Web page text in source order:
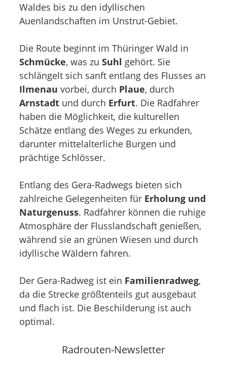
Waldes bis zu den idyllischen
Auenlandschaften im Unstrut-Gebiet.
Die Route beginnt im Thüringer Wald in
Schmücke, was zu Suhl gehört. Sie
schlängelt sich sanft entlang des Flusses an
Ilmenau vorbei, durch Plaue, durch
Arnstadt und durch Erfurt. Die Radfahrer
haben die Möglichkeit, die kulturellen
Schätze entlang des Weges zu erkunden,
darunter mittelalterliche Burgen und
prächtige Schlösser.
Entlang des Gera-Radwegs bieten sich
zahlreiche Gelegenheiten für Erholung und
Naturgenuss. Radfahrer können die ruhige
Atmosphäre der Flusslandschaft genießen,
während sie an grünen Wiesen und durch
idyllische Wäldern fahren.
Der Gera-Radweg ist ein Familienradweg,
da die Strecke größtenteils gut ausgebaut
und flach ist. Die Beschilderung ist auch
optimal.
Radrouten-Newsletter